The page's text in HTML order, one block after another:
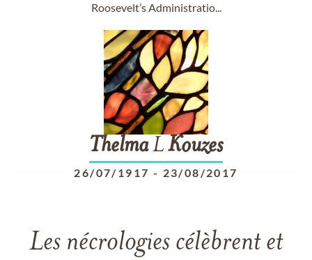
Roosevelt’s Administratio...
ThelmaLKouzes
26/07/1917 - 23/08/2017
Les nécrologies célèbrent et